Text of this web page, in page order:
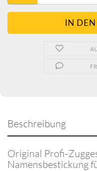
Beschreibung
Original Profi-
Namensbestickung